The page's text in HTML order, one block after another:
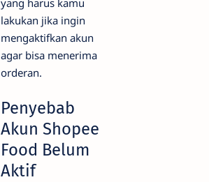
lakukan jika ingin
mengaktifkan akun
agar bisa menerima
orderan.
Penyebab
Akun Shopee
Food Belum
Aktif